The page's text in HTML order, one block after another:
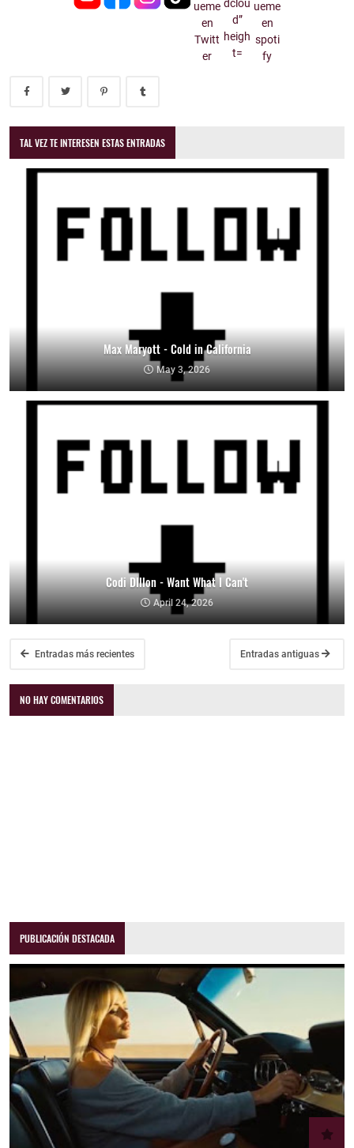
TAL VEZ TE INTERESEN ESTAS ENTRADAS
Max Maryott - Cold in California
May 3, 2026
Codi DIllon - Want What I Can't
April 24, 2026
Entradas más recientes Entradas antiguas
NO HAY COMENTARIOS
PUBLICACIÓN DESTACADA